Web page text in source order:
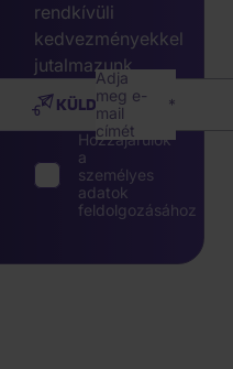
rendkívüli
kedvezményekkel
jutalmazunk.
Adja
meg e-
mail
címét
KÜLDÉS
Hozzájárulok
a
személyes
adatok
feldolgozásához